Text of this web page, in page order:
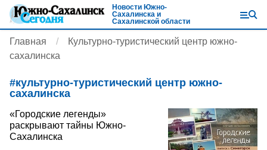
Новости Южно-
Сахалинска и
Сахалинской области
Главная
Культурно-туристический центр южно-
сахалинска
#культурно-туристический центр южно-
сахалинска
«Городские легенды»
раскрывают тайны Южно-
Сахалинска